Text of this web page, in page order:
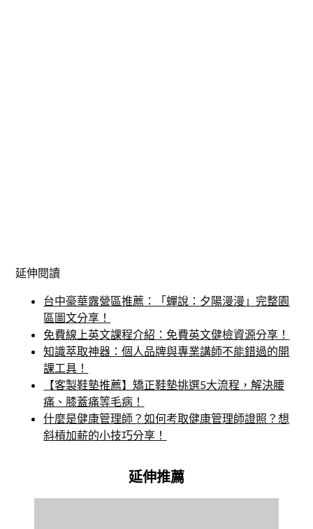
延伸閱讀
台中豪華露營區推薦：「蟬說：夕陽漫漫」完整園
區圖文分享！
免費線上英文課程介紹：免費英文健檢資源分享！
知識萃取神器：個人品牌與專業講師不能錯過的開
課工具！
【客製鞋墊推薦】矯正鞋墊挑選5大流程，解決腰
痛、膝蓋痛等毛病！
什麼是健康管理師？如何考取健康管理師證照？想
斜槓加薪的小技巧分享！
延伸推薦